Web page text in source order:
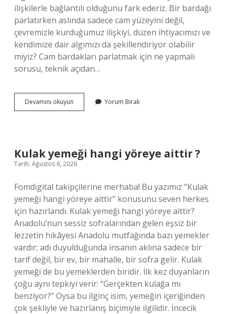
ilişkilerle bağlantılı olduğunu fark ederiz. Bir bardağı
parlatırken aslında sadece cam yüzeyini değil,
çevremizle kurduğumuz ilişkiyi, düzen ihtiyacımızı ve
kendimize dair algımızı da şekillendiriyor olabilir
miyiz? Cam bardakları parlatmak için ne yapmalı
sorusu, teknik açıdan…
Devamını okuyun
bardakları
?
Yorum Bırak
Kulak yemeği hangi yöreye aittir ?
Tarih: Ağustos 6, 2026
Fomdigital takipçilerine merhaba! Bu yazımız “Kulak
yemeği hangi yöreye aittir” konusunu seven herkes
için hazırlandı. Kulak yemeği hangi yöreye aittir?
Anadolu’nun sessiz sofralarından gelen eşsiz bir
lezzetin hikâyesi Anadolu mutfağında bazı yemekler
vardır; adı duyulduğunda insanın aklına sadece bir
tarif değil, bir ev, bir mahalle, bir sofra gelir. Kulak
yemeği de bu yemeklerden biridir. İlk kez duyanların
çoğu aynı tepkiyi verir: “Gerçekten kulağa mı
benziyor?” Oysa bu ilginç isim, yemeğin içeriğinden
çok şekliyle ve hazırlanış biçimiyle ilgilidir. İncecik